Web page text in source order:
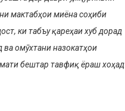
мактабҳои миёна соҳиби
ки табъу қареҳаи хуб дорад
ва омӯхтани назокатҳои
бештар тавфиқ ёраш хоҳад